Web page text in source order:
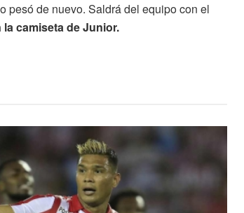
pesó de nuevo. Saldrá del equipo con el
camiseta de Junior.